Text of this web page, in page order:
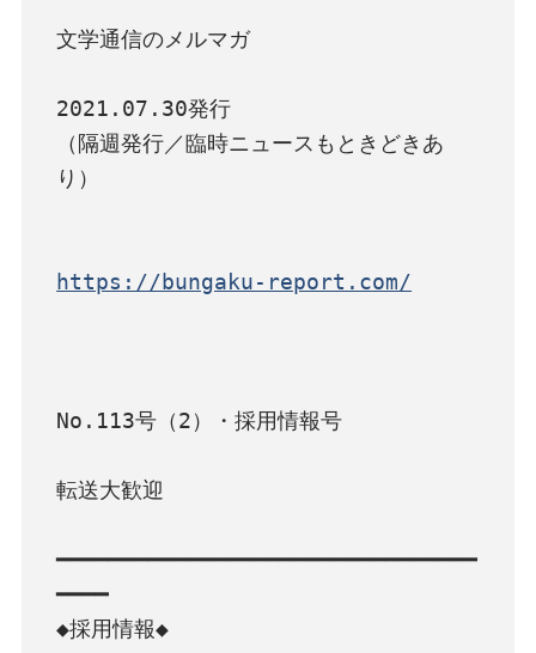
文学通信のメルマガ
2021.07.30発行
（隔週発行／臨時ニュースもときどきあ
り）
https://bungaku-report.com/
No.113号（2）・採用情報号
転送大歓迎
━━━━━━━━━━━━━━━━━━━━━━━━━━━━━━━━
━━━━
◆採用情報◆